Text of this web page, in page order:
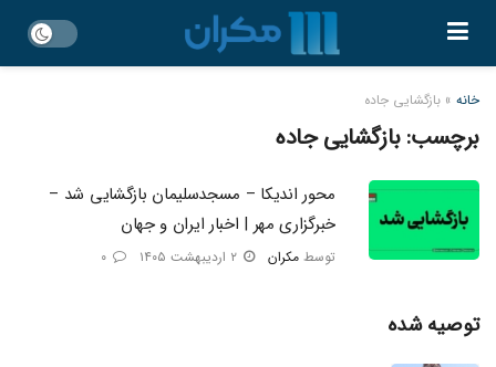
خانه » بازگشایی جاده
برچسب:بازگشایی جاده
محور اندیکا – مسجدسلیمان بازگشایی شد –
خبرگزاری مهر | اخبار ایران و جهان
توسط مکران
توصیه شده